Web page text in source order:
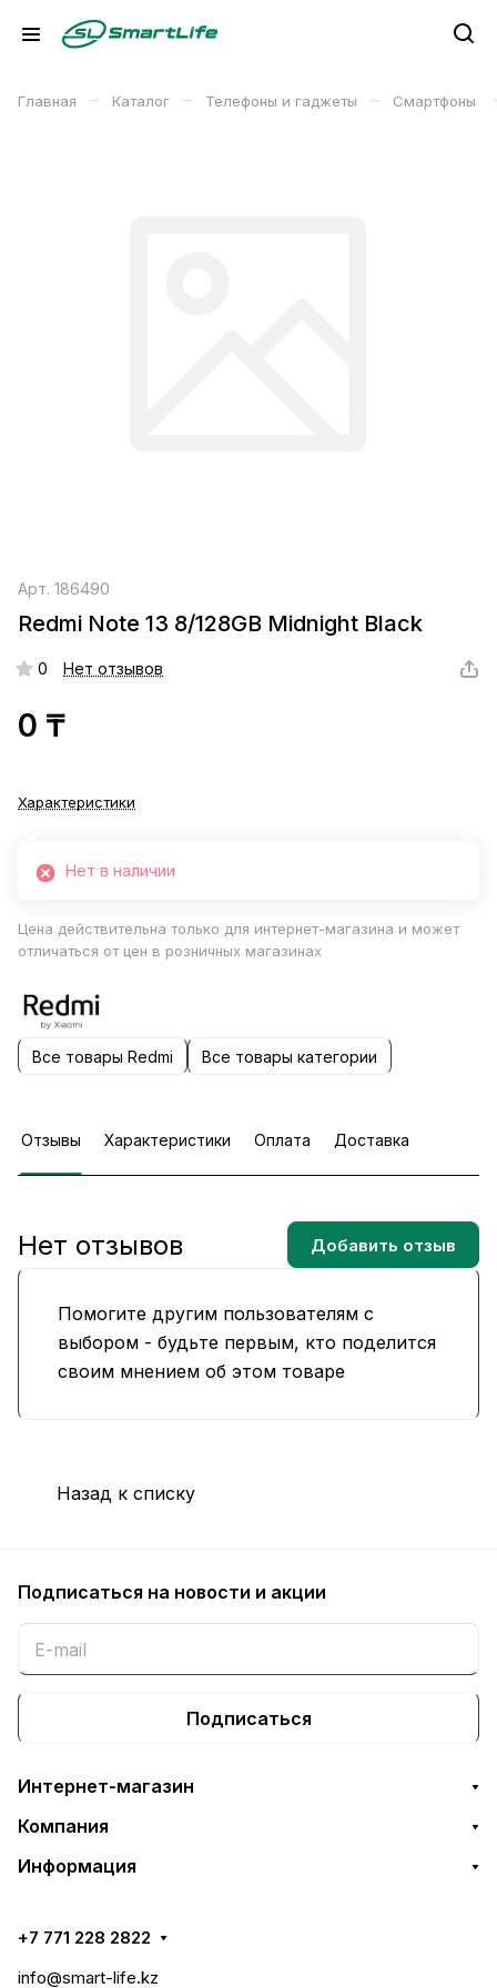
Главная – Каталог – Телефоны и гаджеты – Смартфоны
Арт. 186490
Redmi Note 13 8/128GB Midnight Black
0 Нет отзывов
0 ₸
Характеристики
Нет в наличии
Цена действительна только для интернет-магазина и может
отличаться от цен в розничных магазинах
Все товары Redmi Все товары категории
Отзывы Характеристики Оплата Доставка
Помогите другим пользователям с
выбором - будьте первым, кто поделится
своим мнением об этом товаре
Нет отзывов Добавить отзыв
Назад к списку
Подписаться на новости и акции
Подписаться
Интернет-магазин
Компания
Информация
+7 771 228 2822
info@smart-life.kz